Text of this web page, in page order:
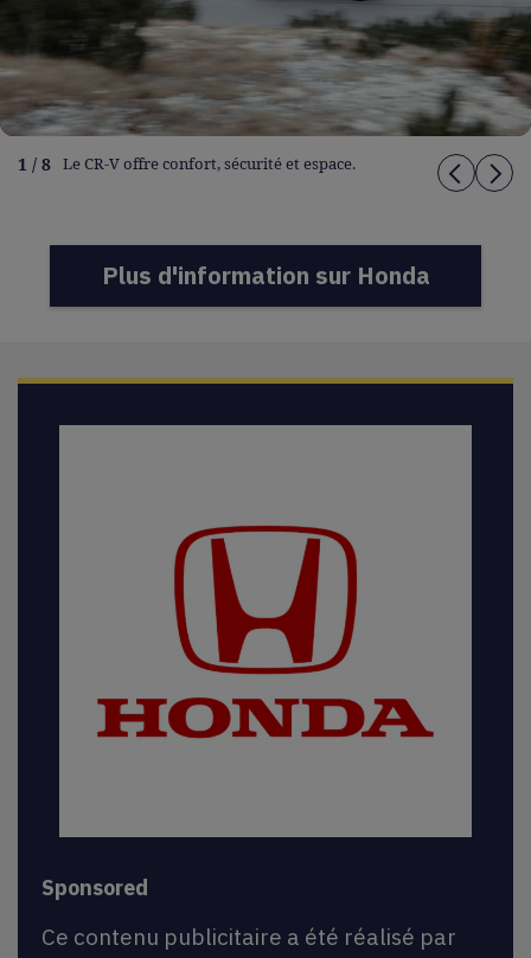
1 / 8 Le CR-V offre confort, sécurité et espace.
Plus d'information sur Honda
Sponsored
Ce contenu publicitaire a été réalisé par